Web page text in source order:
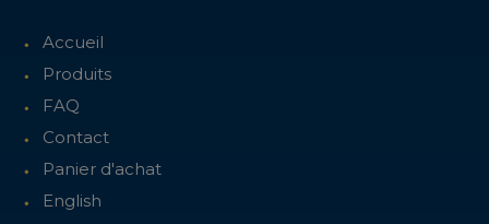
Accueil
Produits
FAQ
Contact
Panier d'achat
English